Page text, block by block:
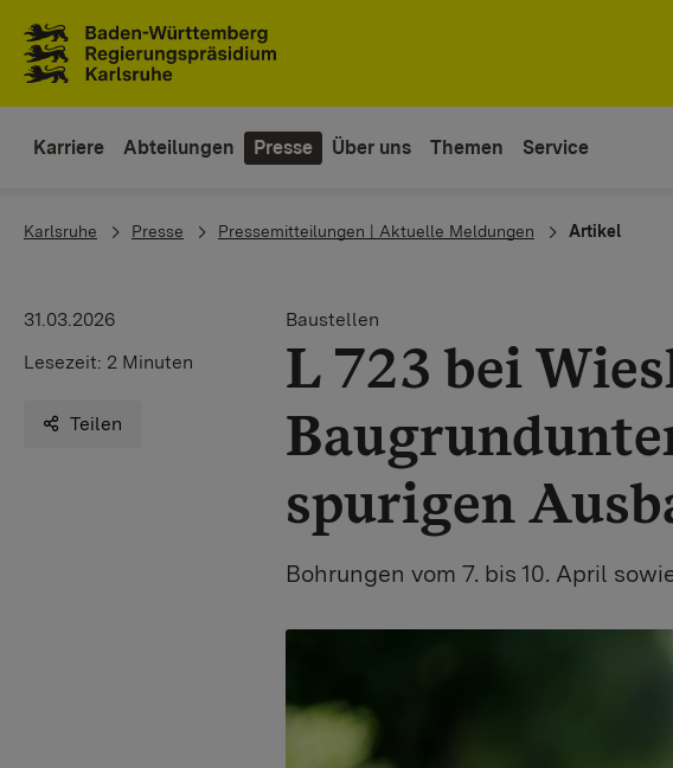
Karriere Abteilungen Presse Über uns Themen Service
You are here:
Karlsruhe Presse Pressemitteilungen | Aktuelle Meldungen Artikel
31.03.2026
Lesezeit: 2 Minuten
Teilen
Baustellen
L 723 bei
spurigen
Bohrungen vom 7. bis 10. April